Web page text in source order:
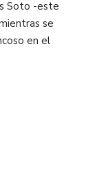
Soto -este
se
en el